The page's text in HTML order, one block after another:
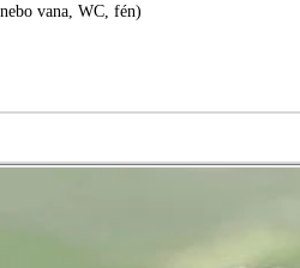
vana, WC, fén)